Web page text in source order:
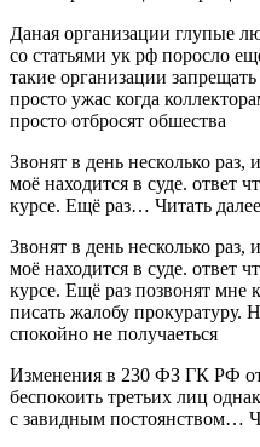
Даная организации глупые
со статьями ук рф поросло
такие организации
просто ужас когда
просто отбросят обшества
Звонят в день несколько
моё находится в суде. ответ
курсе. Ещё раз… Читать далее
Звонят в день несколько
моё находится в суде. ответ
курсе. Ещё раз позвонят мне
писать жалобу прокуратуру.
спокойно не получаеться
Изменения в 230 ФЗ ГК РФ
беспокоить третьих лиц
с завидным постоянством…